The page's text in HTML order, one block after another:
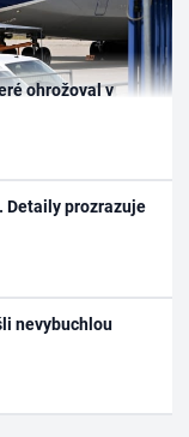
ohrožoval v
Detaily prozrazuje
nevybuchlou